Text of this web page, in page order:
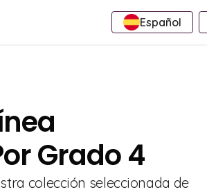
Español
Grado 4
colección seleccionada de